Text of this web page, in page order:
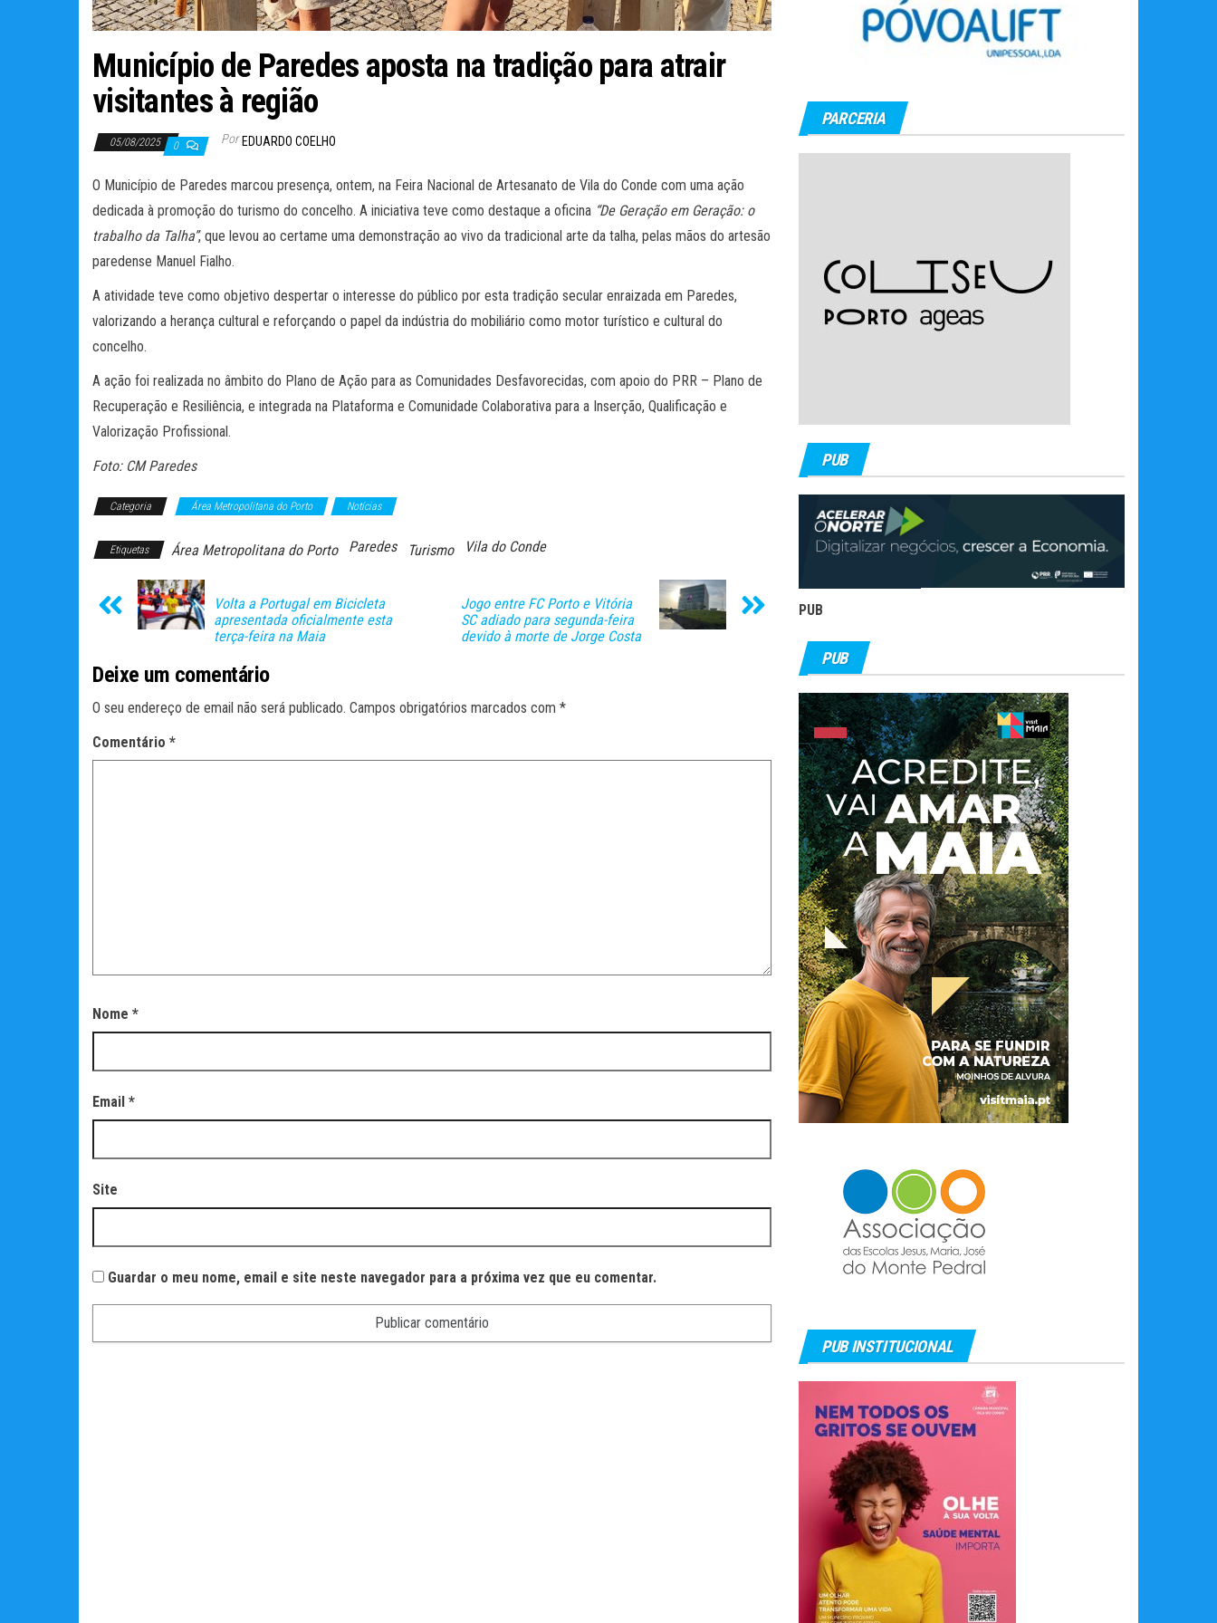
Município de Paredes aposta na tradição para atrair
visitantes à região
05/08/2025 0 Por EDUARDO COELHO
O Município de Paredes marcou presença, ontem, na Feira Nacional de Artesanato de Vila do Conde com uma ação
dedicada à promoção do turismo do concelho. A iniciativa teve como destaque a oficina “De Geração em Geração: o
trabalho da Talha”, que levou ao certame uma demonstração ao vivo da tradicional arte da talha, pelas mãos do artesão
paredense Manuel Fialho.
A atividade teve como objetivo despertar o interesse do público por esta tradição secular enraizada em Paredes,
valorizando a herança cultural e reforçando o papel da indústria do mobiliário como motor turístico e cultural do
concelho.
A ação foi realizada no âmbito do Plano de Ação para as Comunidades Desfavorecidas, com apoio do PRR – Plano de
Recuperação e Resiliência, e integrada na Plataforma e Comunidade Colaborativa para a Inserção, Qualificação e
Valorização Profissional.
Foto: CM Paredes
Categoria Área Metropolitana do Porto Notícias
Etiquetas Área Metropolitana do Porto Paredes Turismo Vila do Conde
Volta a Portugal em Bicicleta
apresentada oficialmente esta
terça-feira na Maia
Jogo entre FC Porto e Vitória
SC adiado para segunda-feira
devido à morte de Jorge Costa
Deixe um comentário
O seu endereço de email não será publicado. Campos obrigatórios marcados com *
Comentário *
Nome *
Email *
Site
Guardar o meu nome, email e site neste navegador para a próxima vez que eu comentar.
PARCERIA
PUB
PUB
PUB
PUB INSTITUCIONAL